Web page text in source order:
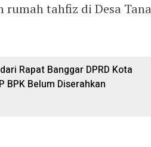
tahfiz di Desa
Rapat Banggar DPRD Kota
BPK Belum Diserahkan